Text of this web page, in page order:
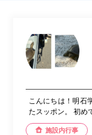
こんにちは！明石
たスッポン。 初め
施設内行事